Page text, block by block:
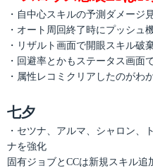
・自中心スキルの予測ダメージ
・オート周回終了時にプッシュ
・リザルト画面で開眼スキル破
・回避率とかもステータス画面
・属性レコミクリアしたのが
七夕
・セツナ、アルマ、シャロン、
ナを強化
固有ジョブとCCは新規スキル追